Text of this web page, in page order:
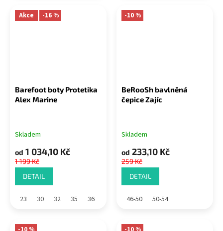
Akce -16 %
Barefoot boty Protetika
Alex Marine
Skladem
od 1 034,10 Kč
1 199 Kč
DETAIL
23 30 32 35 36
-10 %
BeRooSh bavlněná
čepice Zajíc
Skladem
od 233,10 Kč
259 Kč
DETAIL
46-50 50-54